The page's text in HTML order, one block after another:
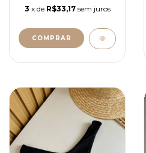
3 x de R$33,17 sem juros
COMPRAR